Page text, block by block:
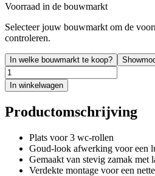
Voorraad in de bouwmarkt
Selecteer jouw bouwmarkt om de
controleren.
In welke bouwmarkt te koop?
In winkelwagen
Productomschrijving
Plats voor 3 wc-rollen
Goud-look afwerking voor een
Gemaakt van stevig zamak met
Verdekte montage voor een